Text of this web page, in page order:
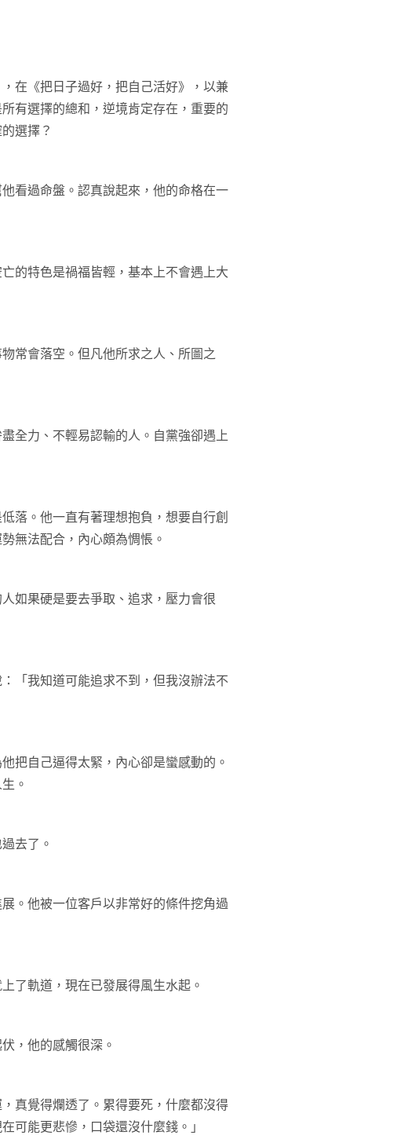
在《把日子過好，把自己活好》，以兼
有選擇的總和，逆境肯定存在，重要的
選擇？
看過命盤。認真說起來，他的命格在一
的特色是禍福皆輕，基本上不會遇上大
常會落空。但凡他所求之人、所圖之
全力、不輕易認輸的人。自黨強卻遇上
落。他一直有著理想抱負，想要自行創
無法配合，內心頗為惆悵。
如果硬是要去爭取、追求，壓力會很
「我知道可能追求不到，但我沒辦法不
把自己逼得太緊，內心卻是蠻感動的。
。
去了。
。他被一位客戶以非常好的條件挖角過
了軌道，現在已發展得風生水起。
，他的感觸很深。
真覺得爛透了。累得要死，什麼都沒得
可能更悲慘，口袋還沒什麼錢。」